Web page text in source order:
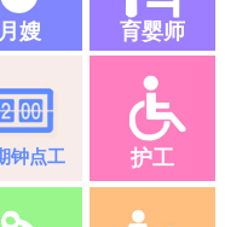
月嫂 育婴师
钟点工 护工